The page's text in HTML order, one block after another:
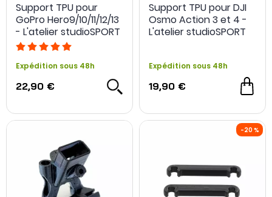
Support TPU pour
GoPro Hero9/10/11/12/13
- L'atelier studioSPORT
Expédition sous 48h
22,90 €
Support TPU pour DJI
Osmo Action 3 et 4 -
L'atelier studioSPORT
Expédition sous 48h
19,90 €